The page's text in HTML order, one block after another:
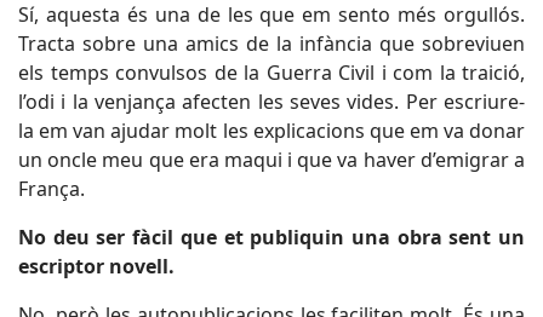
Sí, aquesta és una de les que em sento més orgullós.
Tracta sobre una amics de la infància que sobreviuen
els temps convulsos de la Guerra Civil i com la traició,
l’odi i la venjança afecten les seves vides. Per escriure-
la em van ajudar molt les explicacions que em va donar
un oncle meu que era maqui i que va haver d’emigrar a
França.
No deu ser fàcil que et publiquin una obra sent un
escriptor novell.